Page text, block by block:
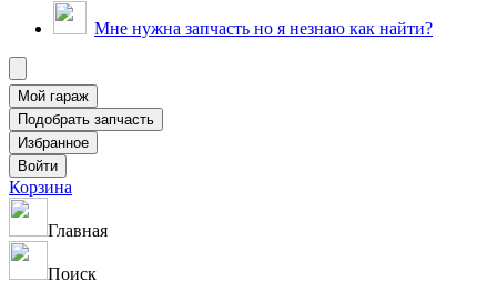
Мне нужна запчасть но я незнаю как найти?
Корзина
Главная
Поиск